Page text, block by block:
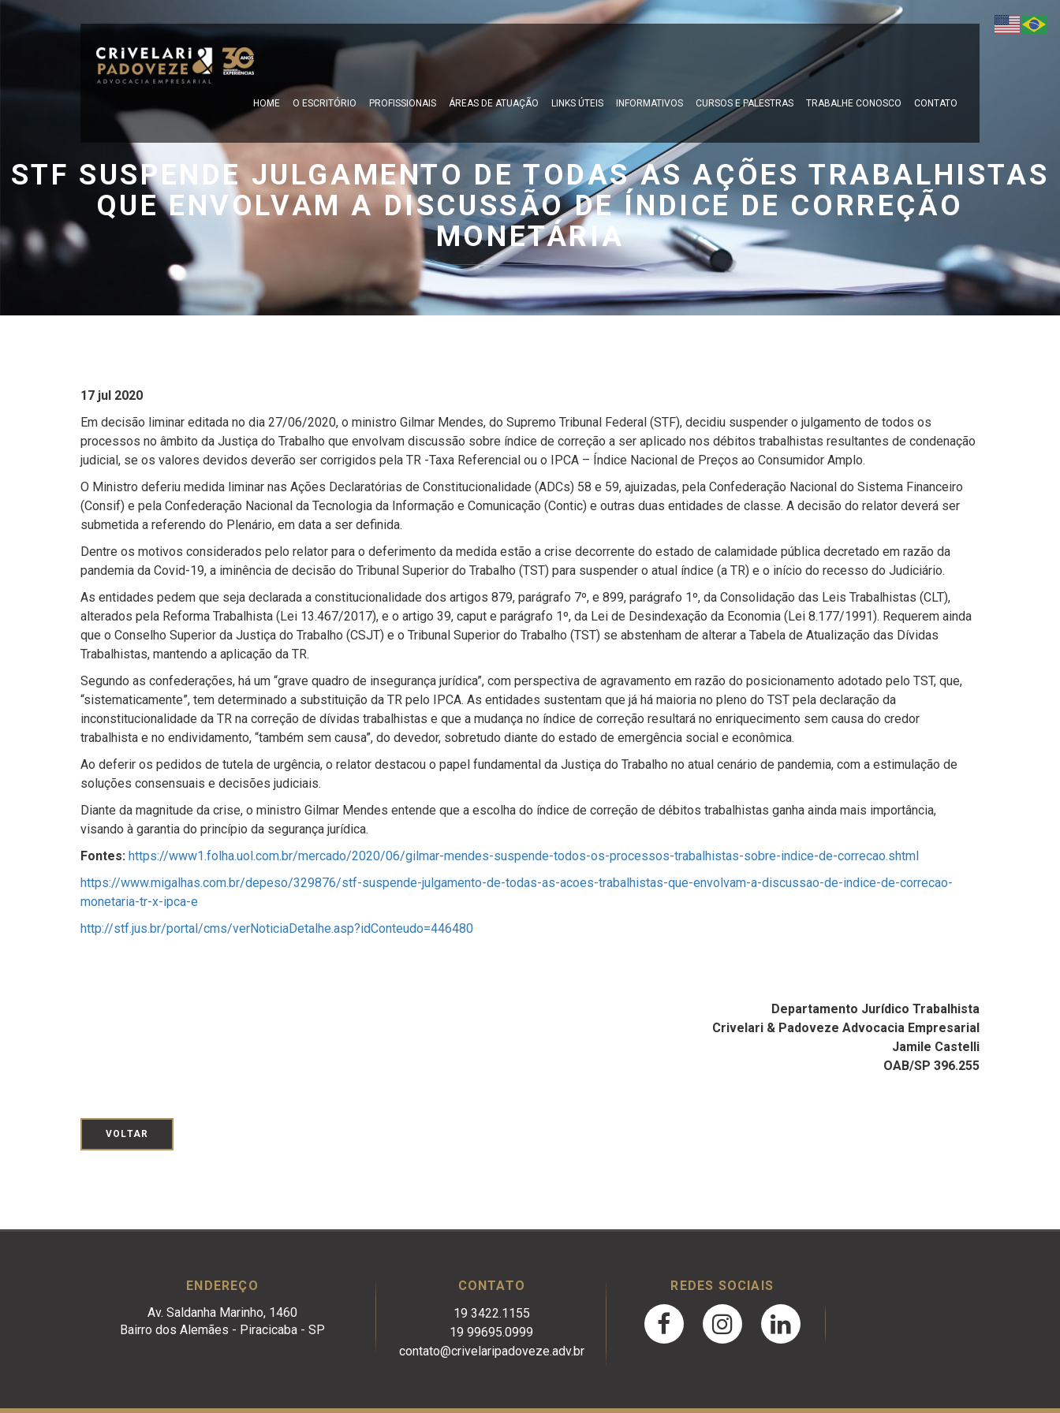
HOME O ESCRITÓRIO PROFISSIONAIS ÁREAS DE ATUAÇÃO LINKS ÚTEIS INFORMATIVOS CURSOS E PALESTRAS TRABALHE CONOSCO CONTATO
STF SUSPENDE JULGAMENTO DE TODAS AS AÇÕES TRABALHISTAS
QUE ENVOLVAM A DISCUSSÃO DE ÍNDICE DE CORREÇÃO
MONETÁRIA
17 jul 2020
Em decisão liminar editada no dia 27/06/2020, o ministro Gilmar Mendes, do Supremo Tribunal Federal (STF), decidiu suspender o julgamento de todos os
processos no âmbito da Justiça do Trabalho que envolvam discussão sobre índice de correção a ser aplicado nos débitos trabalhistas resultantes de condenação
judicial, se os valores devidos deverão ser corrigidos pela TR -Taxa Referencial ou o IPCA – Índice Nacional de Preços ao Consumidor Amplo.
O Ministro deferiu medida liminar nas Ações Declaratórias de Constitucionalidade (ADCs) 58 e 59, ajuizadas, pela Confederação Nacional do Sistema Financeiro
(Consif) e pela Confederação Nacional da Tecnologia da Informação e Comunicação (Contic) e outras duas entidades de classe. A decisão do relator deverá ser
submetida a referendo do Plenário, em data a ser definida.
Dentre os motivos considerados pelo relator para o deferimento da medida estão a crise decorrente do estado de calamidade pública decretado em razão da
pandemia da Covid-19, a iminência de decisão do Tribunal Superior do Trabalho (TST) para suspender o atual índice (a TR) e o início do recesso do Judiciário.
As entidades pedem que seja declarada a constitucionalidade dos artigos 879, parágrafo 7º, e 899, parágrafo 1º, da Consolidação das Leis Trabalhistas (CLT),
alterados pela Reforma Trabalhista (Lei 13.467/2017), e o artigo 39, caput e parágrafo 1º, da Lei de Desindexação da Economia (Lei 8.177/1991). Requerem ainda
que o Conselho Superior da Justiça do Trabalho (CSJT) e o Tribunal Superior do Trabalho (TST) se abstenham de alterar a Tabela de Atualização das Dívidas
Trabalhistas, mantendo a aplicação da TR.
Segundo as confederações, há um “grave quadro de insegurança jurídica”, com perspectiva de agravamento em razão do posicionamento adotado pelo TST, que,
“sistematicamente”, tem determinado a substituição da TR pelo IPCA. As entidades sustentam que já há maioria no pleno do TST pela declaração da
inconstitucionalidade da TR na correção de dívidas trabalhistas e que a mudança no índice de correção resultará no enriquecimento sem causa do credor
trabalhista e no endividamento, “também sem causa”, do devedor, sobretudo diante do estado de emergência social e econômica.
Ao deferir os pedidos de tutela de urgência, o relator destacou o papel fundamental da Justiça do Trabalho no atual cenário de pandemia, com a estimulação de
soluções consensuais e decisões judiciais.
Diante da magnitude da crise, o ministro Gilmar Mendes entende que a escolha do índice de correção de débitos trabalhistas ganha ainda mais importância,
visando à garantia do princípio da segurança jurídica.
Fontes: https://www1.folha.uol.com.br/mercado/2020/06/gilmar-mendes-suspende-todos-os-processos-trabalhistas-sobre-indice-de-correcao.shtml
https://www.migalhas.com.br/depeso/329876/stf-suspende-julgamento-de-todas-as-acoes-trabalhistas-que-envolvam-a-discussao-de-indice-de-correcao-
monetaria-tr-x-ipca-e
http://stf.jus.br/portal/cms/verNoticiaDetalhe.asp?idConteudo=446480
Departamento Jurídico Trabalhista
Crivelari & Padoveze Advocacia Empresarial
Jamile Castelli
OAB/SP 396.255
VOLTAR
ENDEREÇO
Av. Saldanha Marinho, 1460
Bairro dos Alemães - Piracicaba - SP
CONTATO
19 3422.1155
19 99695.0999
contato@crivelaripadoveze.adv.br
REDES SOCIAIS